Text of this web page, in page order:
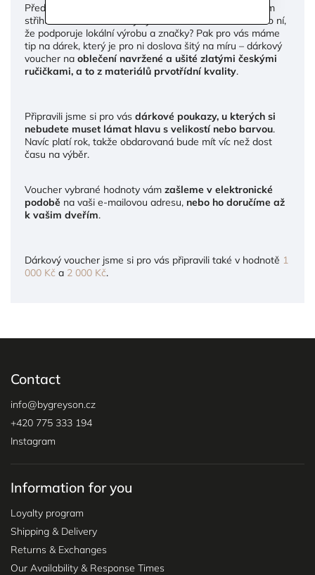
Před sezónními trendy dává vždy přednost nadčasovým
střihům? Kvalita u ní vždy vyhrává nad kvantitou? Víte o ní,
že podporuje lokální výrobu a značky? Pak pro vás máme
tip na dárek, který je pro ni doslova šitý na míru – dárkový
voucher na oblečení navržené a ušité zlatými českými
ručičkami, a to z materiálů prvotřídní kvality.
Připravili jsme si pro vás dárkové poukazy, u kterých si
nebudete muset lámat hlavu s velikostí nebo barvou.
Navíc platí rok, takže obdarovaná bude mít víc než dost
času na výběr.
Voucher vybrané hodnoty vám zašleme v elektronické
podobě na vaši e-mailovou adresu, nebo ho doručíme až
k vašim dveřím.
Dárkový voucher jsme si pro vás připravili také v hodnotě 1
000 Kč a 2 000 Kč.
Contact
info@bygreyson.cz
+420 775 333 194
Instagram
Information for you
Loyalty program
Shipping & Delivery
Returns & Exchanges
Our Availability & Response Times